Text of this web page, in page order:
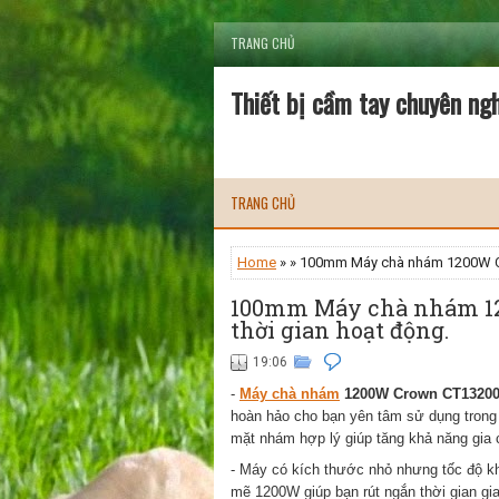
TRANG CHỦ
Thiết bị cầm tay chuyên
TRANG CHỦ
Home » » 100mm Máy chà nhám
100mm Máy chà nhám
thời gian hoạt động.
19:06
- Máy chà nhám 1200W Crown CT13200
hoàn hảo cho bạn yên tâm sử dụng
mặt nhám hợp lý giúp tăng khả năng
- Máy có kích thước nhỏ nhưng tốc độ
mẽ 1200W giúp bạn rút ngắn thời gian